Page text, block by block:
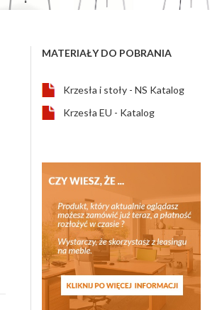
MATERIAŁY DO POBRANIA
Krzesła i stoły - NS Katalog
Krzesła EU - Katalog